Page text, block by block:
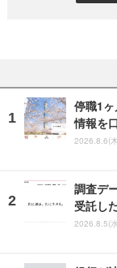
停職1
情報を
2026.8.6(
調査デ
受託し
2026.8.5(